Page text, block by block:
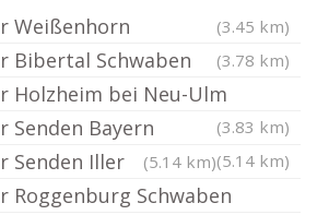
Weißenhorn (3.45 km)
Bibertal Schwaben (3.78 km)
Holzheim bei Neu-Ulm
(3.83 km)
Senden Bayern
(5.14 km)
Senden Iller (5.14 km)
Roggenburg Schwaben